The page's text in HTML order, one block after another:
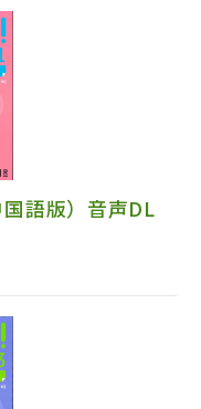
語版）音声DL